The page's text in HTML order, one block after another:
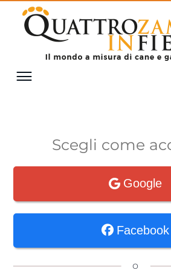
Scegli come
Google
Facebook
o